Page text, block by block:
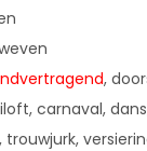
,
carnaval,
trouwjurk,